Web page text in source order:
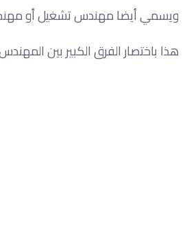
ويسمي أيضا مهندس تشغيل أو
هذا باختصار الفرق الكبير بين